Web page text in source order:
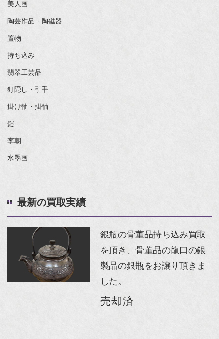
美人画
陶芸作品・陶磁器
置物
持ち込み
翡翠工芸品
釘隠し・引手
掛け軸・掛軸
鎧
李朝
水墨画
最新の買取実績
銀瓶の骨董品持ち込み買取
を頂き、骨董品の龍口の銀
製品の銀瓶をお譲り頂きま
した。
売却済